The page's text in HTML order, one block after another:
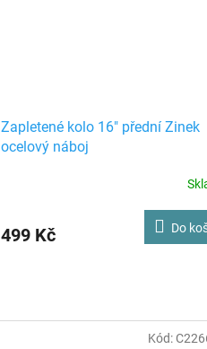
Zapletené kolo 16" přední Zinek
ocelový náboj
499 Kč Do
Kód: